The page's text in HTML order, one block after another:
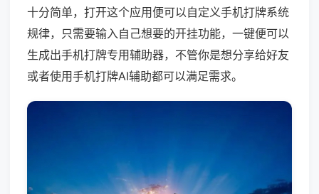
十分简单，打开这个应用便可以自定义手机打牌系统
规律，只需要输入自己想要的开挂功能，一键便可以
生成出手机打牌专用辅助器，不管你是想分享给好友
或者使用手机打牌AI辅助都可以满足需求。